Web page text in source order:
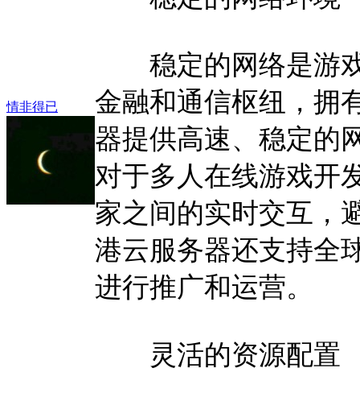
情非得已
稳定的网络是游戏
金融和通信枢纽，拥
器提供高速、稳定的
对于多人在线游戏开
家之间的实时交互，
港云服务器还支持全
进行推广和运营。
灵活的资源配置